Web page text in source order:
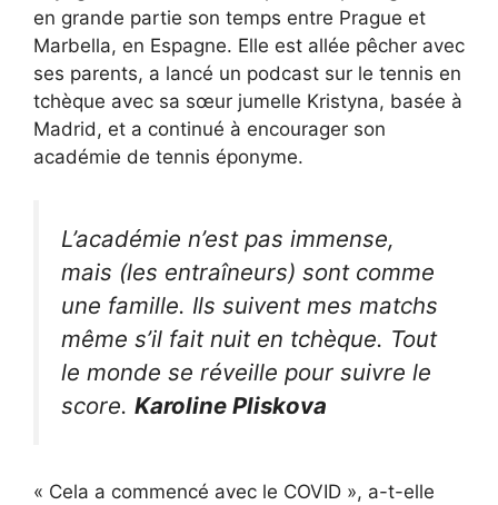
en grande partie son temps entre Prague et
Marbella, en Espagne. Elle est allée pêcher avec
ses parents, a lancé un podcast sur le tennis en
tchèque avec sa sœur jumelle Kristyna, basée à
Madrid, et a continué à encourager son
académie de tennis éponyme.
L’académie n’est pas immense,
mais (les entraîneurs) sont comme
une famille. Ils suivent mes matchs
même s’il fait nuit en tchèque. Tout
le monde se réveille pour suivre le
score. Karoline Pliskova
« Cela a commencé avec le COVID », a-t-elle